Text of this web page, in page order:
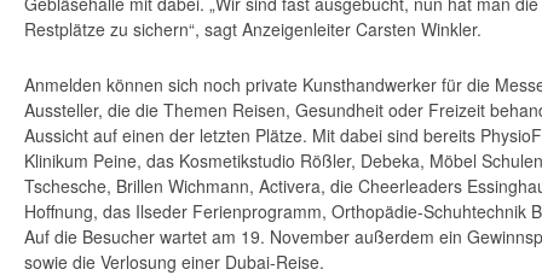
Restplätze zu sichern“, sagt Anzeigenleiter Carsten Winkler.
Anmelden können sich noch private Kunsthandwerker für die
Aussteller, die die Themen Reisen, Gesundheit oder Freizeit
Aussicht auf einen der letzten Plätze. Mit dabei sind bereits
Klinikum Peine, das Kosmetikstudio Rößler, Debeka, Möbel
Tschesche, Brillen Wichmann, Activera, die Cheerleaders
Hoffnung, das Ilseder Ferienprogramm, Orthopädie-Schuhtechnik
Auf die Besucher wartet am 19. November außerdem ein
sowie die Verlosung einer Dubai-Reise.